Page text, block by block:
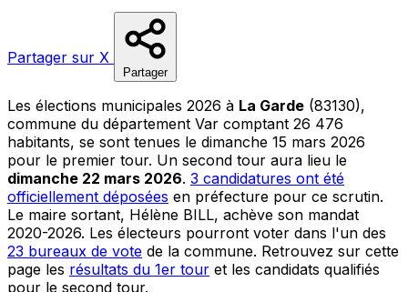
Partager sur X
Partager
Les élections municipales 2026 à La Garde (83130),
commune du département Var comptant 26 476
habitants, se sont tenues le dimanche 15 mars 2026
pour le premier tour. Un second tour aura lieu le
dimanche 22 mars 2026. 3 candidatures ont été
officiellement déposées en préfecture pour ce scrutin.
Le maire sortant, Hélène BILL, achève son mandat
2020-2026. Les électeurs pourront voter dans l'un des
23 bureaux de vote de la commune. Retrouvez sur cette
page les résultats du 1er tour et les candidats qualifiés
pour le second tour.